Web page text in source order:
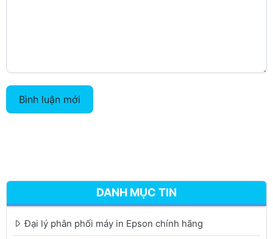
Bình luận mới
DANH MỤC TIN
Đại lý phân phối máy in Epson chính hãng